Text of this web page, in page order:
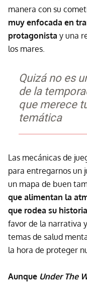
manera con su
muy enfocada en
protagonista y una
los mares.
Quizá no es
de la
que merece
temática
Las mecánicas de
para entregarnos un
un mapa de buen
que alimentan la
que rodea su historia
favor de la narrativa
temas de salud
la hora de proteger
Aunque Under The